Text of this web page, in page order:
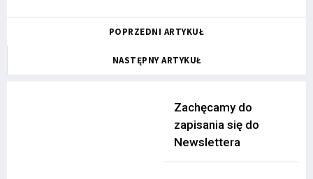
POPRZEDNI ARTYKUŁ
NASTĘPNY ARTYKUŁ
Zachęcamy do
zapisania się do
Newslettera